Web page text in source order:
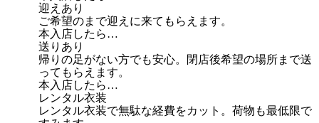
迎えあり
ご希望のまで迎えに来てもらえます。
本入店したら…
送りあり
帰りの足がない方でも安心。閉店後希望の場所まで送
ってもらえます。
本入店したら…
レンタル衣装
レンタル衣装で無駄な経費をカット。荷物も最低限で